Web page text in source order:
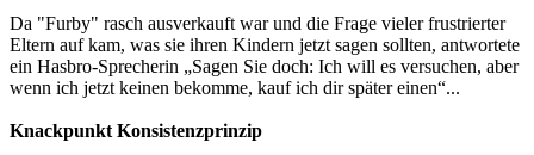
Da "Furby" rasch ausverkauft war und die Frage vieler frustrierter
Eltern auf kam, was sie ihren Kindern jetzt sagen sollten, antwortete
ein Hasbro-Sprecherin „Sagen Sie doch: Ich will es versuchen, aber
wenn ich jetzt keinen bekomme, kauf ich dir später einen“...
Knackpunkt Konsistenzprinzip